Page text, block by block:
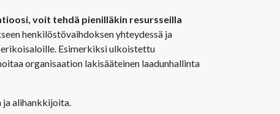
voit tehdä pienilläkin resursseilla
henkilöstövaihdoksen yhteydessä ja
Esimerkiksi ulkoistettu
organisaation lakisääteinen laadunhallinta
ja alihankkijoita.